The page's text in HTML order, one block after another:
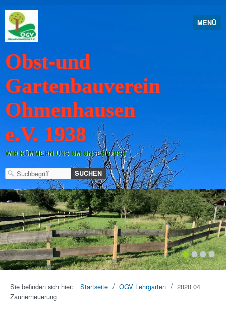
MENÜ
Obst-und
Gartenbauverein
Ohmenhausen
e.V. 1938
WIR KÜMMERN UNS UM UNSER OBST
1 2 3 4
Sie befinden sich hier: Startseite / OGV Lehrgarten / 2020 04
Zaunerneuerung